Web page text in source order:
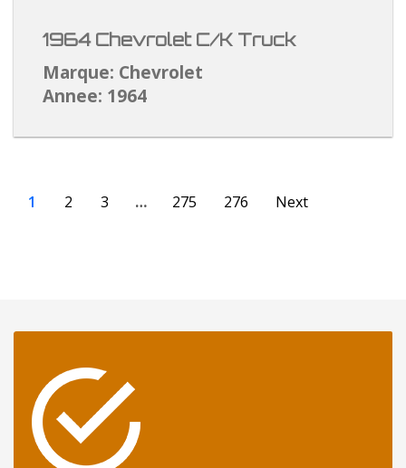
1964 Chevrolet C/K Truck
Marque: Chevrolet
Annee: 1964
1 2 3 … 275 276 Next